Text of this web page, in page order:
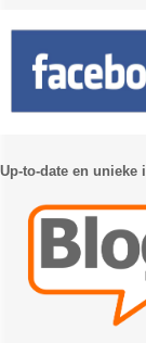
Up-to-date en unieke